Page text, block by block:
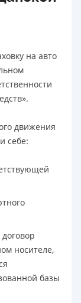
на авто
движения
себе:
носителе,
базы